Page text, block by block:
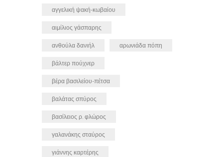
αγγελική ψακή-κωβαίου
αιμίλιος γάσπαρης
ανθούλα δανιήλ αρωνιάδα πόπη
βάλτερ πούχνερ
βέρα βασιλείου-πέτσα
βαλάτας σπύρος
βασίλειος ρ. φλώρος
γαλανάκης σταύρος
γιάννης καρτέρης